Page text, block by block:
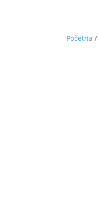
Početna /